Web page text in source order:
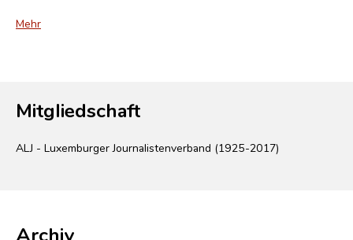
Mehr
Mitgliedschaft
ALJ - Luxemburger Journalistenverband (1925-2017)
Archiv